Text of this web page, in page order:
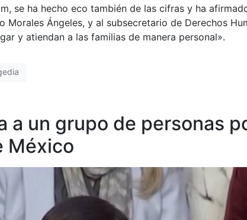
se ha hecho eco también de las cifras y ha
Ángeles, y al subsecretario de Derechos
y atiendan a las familias de manera personal».
a un grupo de personas
México